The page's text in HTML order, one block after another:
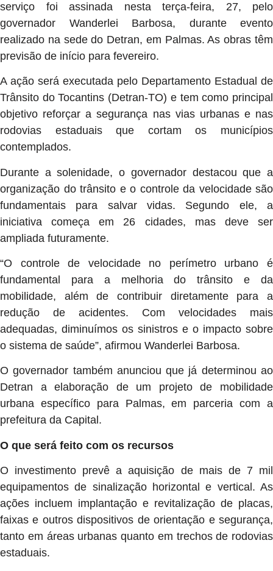
serviço foi assinada nesta terça-feira, 27, pelo
governador Wanderlei Barbosa, durante evento
realizado na sede do Detran, em Palmas. As obras têm
previsão de início para fevereiro.
A ação será executada pelo Departamento Estadual de
Trânsito do Tocantins (Detran-TO) e tem como principal
objetivo reforçar a segurança nas vias urbanas e nas
rodovias estaduais que cortam os municípios
contemplados.
Durante a solenidade, o governador destacou que a
organização do trânsito e o controle da velocidade são
fundamentais para salvar vidas. Segundo ele, a
iniciativa começa em 26 cidades, mas deve ser
ampliada futuramente.
“O controle de velocidade no perímetro urbano é
fundamental para a melhoria do trânsito e da
mobilidade, além de contribuir diretamente para a
redução de acidentes. Com velocidades mais
adequadas, diminuímos os sinistros e o impacto sobre
o sistema de saúde”, afirmou Wanderlei Barbosa.
O governador também anunciou que já determinou ao
Detran a elaboração de um projeto de mobilidade
urbana específico para Palmas, em parceria com a
prefeitura da Capital.
O que será feito com os recursos
O investimento prevê a aquisição de mais de 7 mil
equipamentos de sinalização horizontal e vertical. As
ações incluem implantação e revitalização de placas,
faixas e outros dispositivos de orientação e segurança,
tanto em áreas urbanas quanto em trechos de rodovias
estaduais.